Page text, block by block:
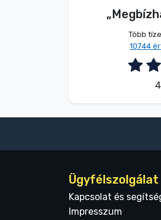
Több
10744
Ügyfélszolgálat
Kapcsolat és
Impresszum